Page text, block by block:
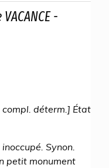
-
compl. déterm.] État
Synon.
petit monument